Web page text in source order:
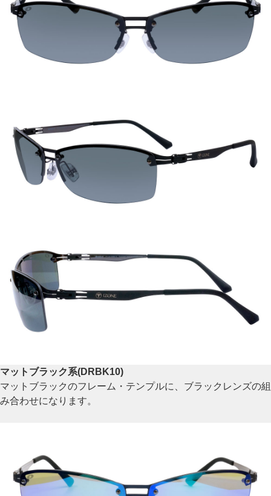
マットブラック系(DRBK10)
マットブラックのフレーム・テンプルに、ブラックレンズの組
み合わせになります。